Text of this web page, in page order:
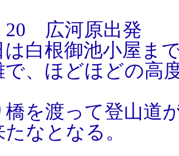
20 広河原出発
は白根御池小屋ま
で、ほどほどの高
橋を渡って登山道
たなとなる。